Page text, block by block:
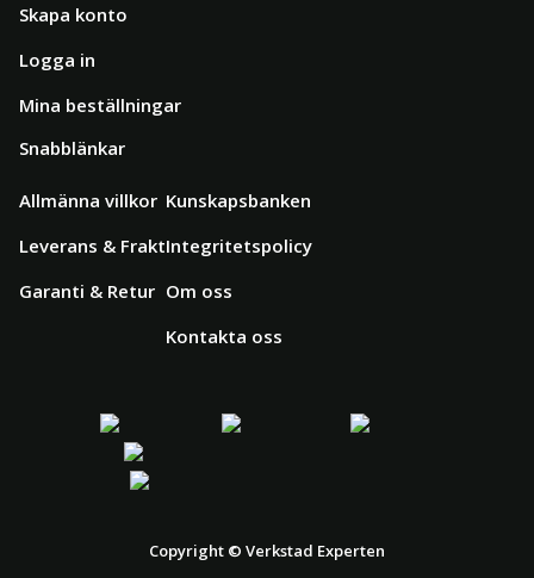
Skapa konto
Logga in
Mina beställningar
Snabblänkar
Allmänna villkor
Leverans & Frakt
Garanti & Retur
Kunskapsbanken
Integritetspolicy
Om oss
Kontakta oss
Copyright © Verkstad Experten